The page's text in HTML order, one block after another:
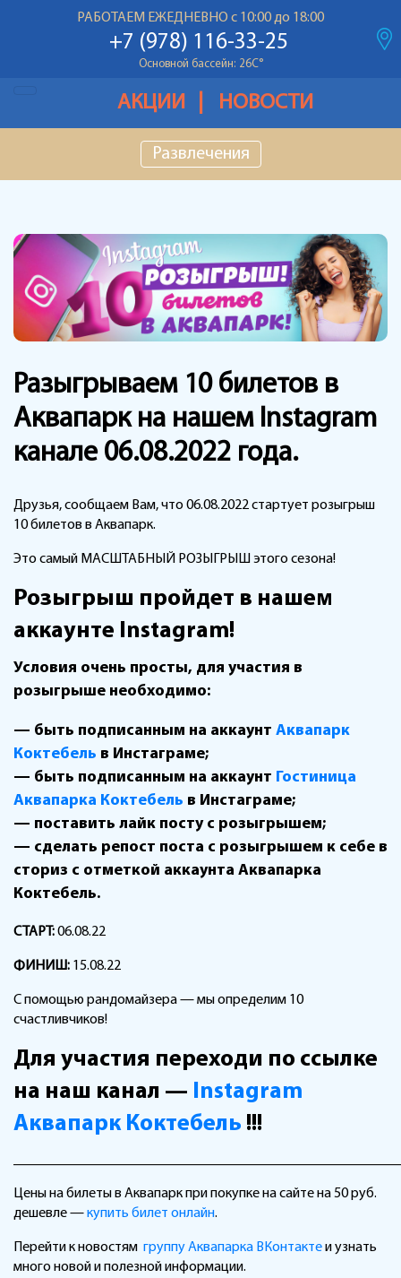
РАБОТАЕМ ЕЖЕДНЕВНО с 10:00 до 18:00
+7 (978) 116-33-25
Температура воздуха: 28С°
Основной бассейн: 26С
Температура воздуха: 28С
Основной бассейн: 26С
Детский бассейн: 26С°
АКЦИИ НОВОСТИ
Развлечения
Разыгрываем 10 билетов в
Аквапарк на нашем Instagram
канале 06.08.2022 года.
Друзья, сообщаем Вам, что 06.08.2022 стартует розыгрыш
10 билетов в Аквапарк.
Это самый МАСШТАБНЫЙ РОЗЫГРЫШ этого сезона!
Розыгрыш пройдет в нашем
аккаунте Instagram!
Условия очень просты, для участия в
розыгрыше необходимо:
— быть подписанным на аккаунт Аквапарк
Коктебель в Инстаграме;
— быть подписанным на аккаунт Гостиница
Аквапарка Коктебель в Инстаграме;
— поставить лайк посту с розыгрышем;
— сделать репост поста с розыгрышем к себе в
сториз с отметкой аккаунта Аквапарка
Коктебель.
СТАРТ:06.08.22
ФИНИШ: 15.08.22
С помощью рандомайзера — мы определим 10
счастливчиков!
Для участия переходи по ссылке
на наш канал — Instagram
Аквапарк Коктебель !!!
Цены на билеты в Аквапарк при покупке на сайте на 50 руб.
дешевле —купить билет онлайн.
Перейти к новостям группу Аквапарка ВКонтактеи узнать
много новой и полезной информации.